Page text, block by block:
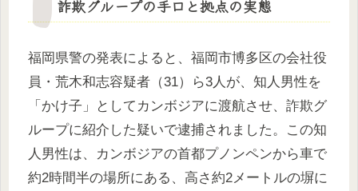
詐欺グループの手口と拠点の実態
福岡県警の発表によると、福岡市博多区の会社役
員・荒木和志容疑者（31）ら3人が、知人男性を
「かけ子」としてカンボジアに渡航させ、詐欺グ
ループに紹介した疑いで逮捕されました。この知
人男性は、カンボジアの首都プノンペンから車で
約2時間半の場所にある、高さ約2メートルの塀に